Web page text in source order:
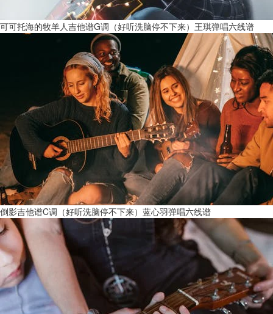
可可托海的牧羊人吉他谱G调（好听洗脑停不下来）王琪弹唱六线谱
倒影吉他谱C调（好听洗脑停不下来）蓝心羽弹唱六线谱